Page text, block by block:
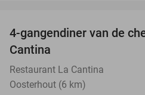
4-gangendiner van de
Cantina
Restaurant La Cantina
Oosterhout (6 km)